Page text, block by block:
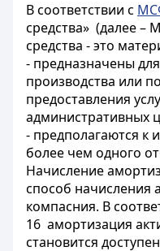
В соответствии с
средства» (далее
средства - это
- предназначены
производства или
предоставления
административных
- предполагаются к
более чем одного
Начисление
способ начисления
компасния. В
16 амортизация
становится